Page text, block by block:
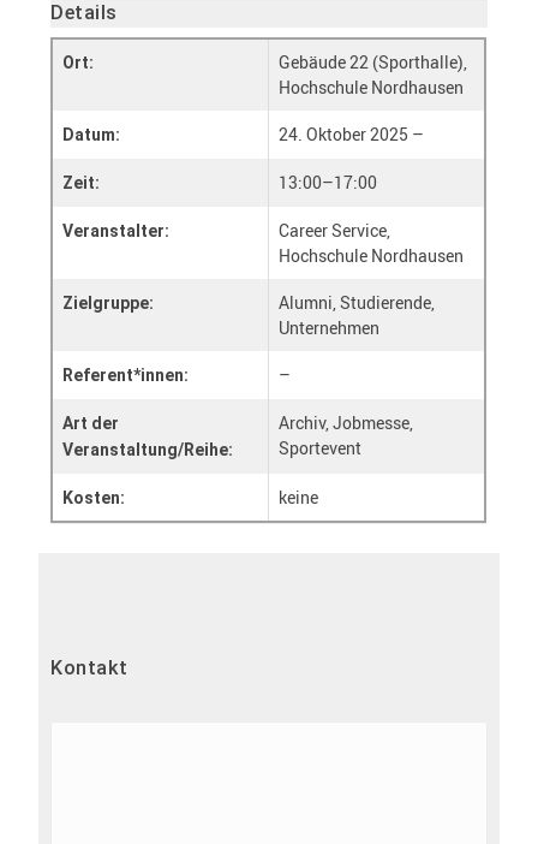
Details
Ort:
Gebäude 22 (Sporthalle),
Hochschule Nordhausen
Datum: 24. Oktober 2025 –
Zeit: 13:00–17:00
Veranstalter:
Career Service,
Hochschule Nordhausen
Zielgruppe:
Alumni, Studierende,
Unternehmen
Referent*innen: –
Art der
Veranstaltung/Reihe:
Archiv, Jobmesse,
Sportevent
Kosten: keine
Kontakt